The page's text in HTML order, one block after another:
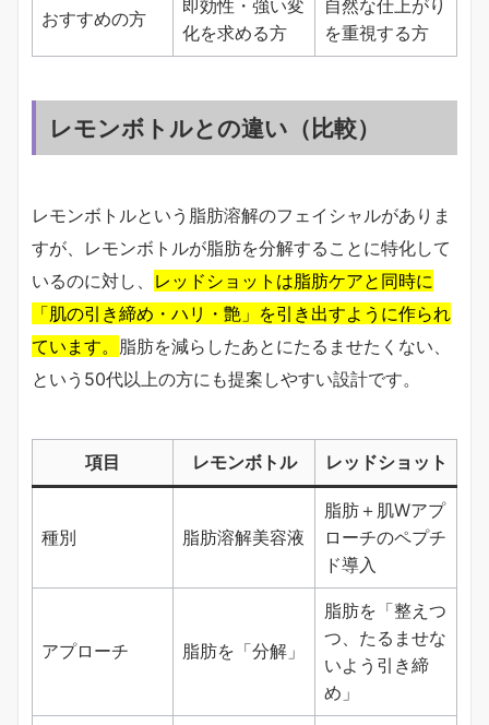
おすすめの方
即効性・強い変
化を求める方
自然な仕上がり
を重視する方
レモンボトルとの違い（比較）
レモンボトルという脂肪溶解のフェイシャルがありま
すが、レモンボトルが脂肪を分解することに特化して
いるのに対し、 レッドショットは脂肪ケアと同時に
「肌の引き締め・ハリ・艶」を引き出すように作られ
ています。 脂肪を減らしたあとにたるませたくない、
という50代以上の方にも提案しやすい設計です。
項目 レモンボトル レッドショット
種別 脂肪溶解美容液
脂肪＋肌Wアプ
ローチのペプチ
ド導入
アプローチ 脂肪を「分解」
脂肪を「整えつ
つ、たるませな
いよう引き締
め」